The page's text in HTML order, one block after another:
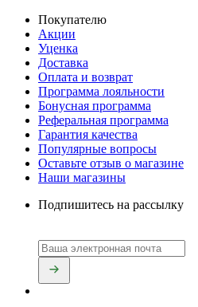
Покупателю
Акции
Уценка
Доставка
Оплата и возврат
Программа лояльности
Бонусная программа
Реферальная программа
Гарантия качества
Популярные вопросы
Оставьте отзыв о магазине
Наши магазины
Подпишитесь на рассылку